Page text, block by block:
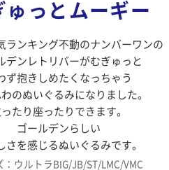
ゅっとムーギー
ランキング不動のナンバーワンの
デンレトリバーがむぎゅっと
ず抱きしめたくなっちゃう
のぬいぐるみになりました。
たり座ったりできます。
ゴールデンらしい
さを感じるぬいぐるみです。
：ウルトラBIG/JB/ST/LMC/VMC